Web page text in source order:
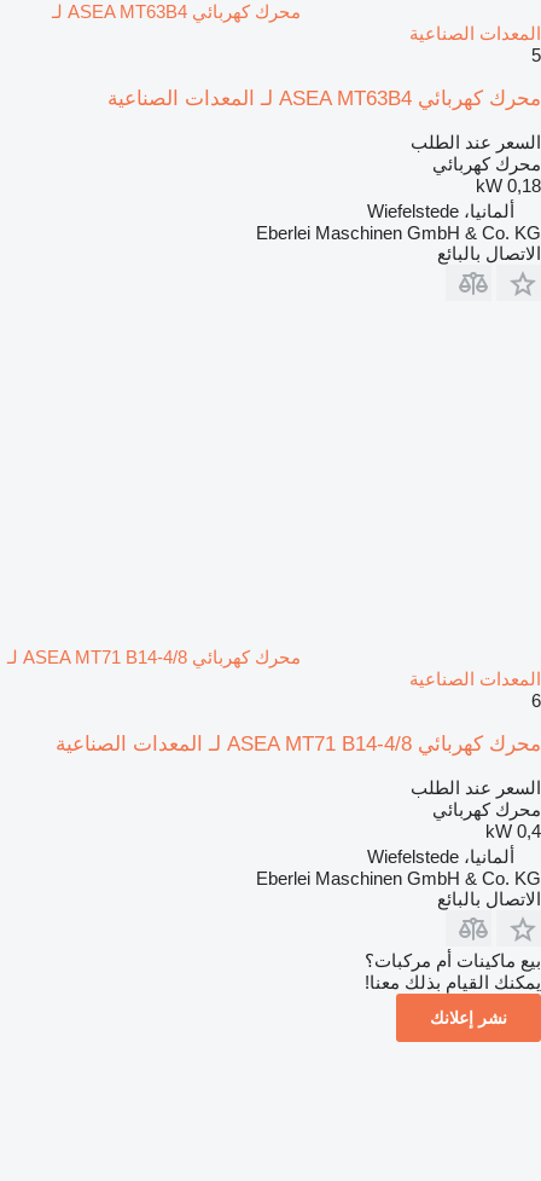
محرك كهربائي ASEA MT63B4 لـ
المعدات الصناعية
5
محرك كهربائي ASEA MT63B4 لـ المعدات الصناعية
السعر عند الطلب
محرك كهربائي
0,18 kW
ألمانيا، Wiefelstede
Eberlei Maschinen GmbH & Co. KG
الاتصال بالبائع
محرك كهربائي ASEA MT71 B14-4/8 لـ
المعدات الصناعية
6
محرك كهربائي ASEA MT71 B14-4/8 لـ المعدات الصناعية
السعر عند الطلب
محرك كهربائي
0,4 kW
ألمانيا، Wiefelstede
Eberlei Maschinen GmbH & Co. KG
الاتصال بالبائع
بيع ماكينات أم مركبات؟
يمكنك القيام بذلك معنا!
نشر إعلانك